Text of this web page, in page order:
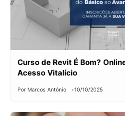
Curso de Revit É Bom?
Acesso Vitalício
Por Marcos Antônio 10/10/2025